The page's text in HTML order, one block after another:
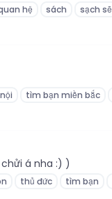
hệ sách sạch sẽ
tìm bạn miền bắc
á nha :) )
thủ đức tìm bạn